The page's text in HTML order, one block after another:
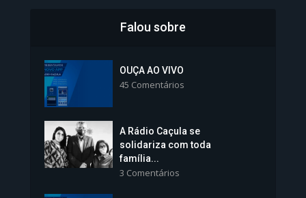
Colégios da Polícia...
Falou sobre
OUÇA AO VIVO
45 Comentários
A Rádio Caçula se
solidariza com toda
família...
3 Comentários